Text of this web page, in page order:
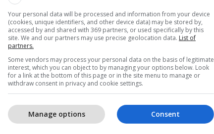
David Wexler, psikolog klinik dhe psikoterapeut
për dekada është marrë me marrëdhënie
familjare, transmeton Telegrafi.
është në fakt një akuzë e re
për një kërkimfalje të sinqertë është nevoja e
egon e tyre.
keq që bërtita ndaj teje, por ti nuk më dëgjoje’, ju
kërkoni falje, por po kërkoni justifikim për
Your personal data will be processed and information from your device
(cookies, unique identifiers, and other device data) may be stored by,
accessed by and shared with 369 partners, or used specifically by this
site. We and our partners may use precise geolocation data. List of
partners.
Some vendors may process your personal data on the basis of legitimate
interest, which you can object to by managing your options below. Look
for a link at the bottom of this page or in the site menu to manage or
withdraw consent in privacy and cookie settings.
Consent
Manage options